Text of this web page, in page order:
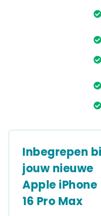
t
v
e
:
Inbegrepen
jouw nieuwe
Apple iPhone
16 Pro Max